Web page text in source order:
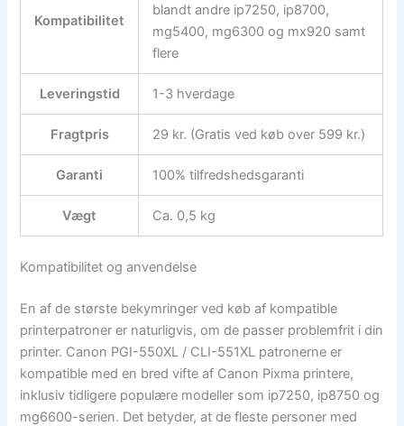
Kompatibilitet
blandt andre ip7250, ip8700,
mg5400, mg6300 og mx920 samt
flere
Leveringstid 1-3 hverdage
Fragtpris 29 kr. (Gratis ved køb over 599 kr.)
Garanti 100% tilfredshedsgaranti
Vægt Ca. 0,5 kg
Kompatibilitet og anvendelse
En af de største bekymringer ved køb af kompatible
printerpatroner er naturligvis, om de passer problemfrit i din
printer. Canon PGI-550XL / CLI-551XL patronerne er
kompatible med en bred vifte af Canon Pixma printere,
inklusiv tidligere populære modeller som ip7250, ip8750 og
mg6600-serien. Det betyder, at de fleste personer med